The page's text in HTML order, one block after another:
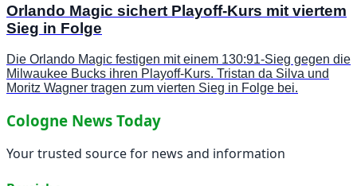
Orlando Magic sichert Playoff-Kurs mit viertem
Sieg in Folge
Die Orlando Magic festigen mit einem 130:91-Sieg gegen die
Milwaukee Bucks ihren Playoff-Kurs. Tristan da Silva und
Moritz Wagner tragen zum vierten Sieg in Folge bei.
Cologne News Today
Your trusted source for news and information